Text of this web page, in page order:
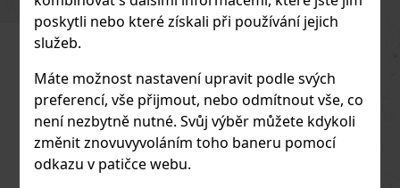
poskytli nebo které získali při používání jejich
služeb.
Máte možnost nastavení upravit podle svých
preferencí, vše přijmout, nebo odmítnout vše, co
není nezbytně nutné. Svůj výběr můžete kdykoli
změnit znovuvyvoláním toho baneru pomocí
odkazu v patičce webu.